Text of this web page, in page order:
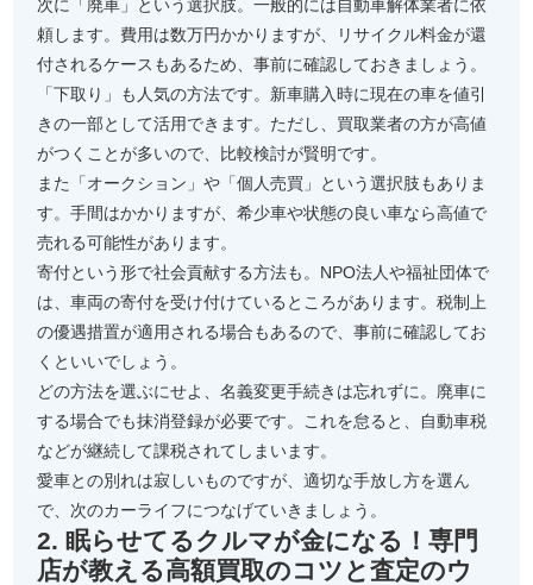
次に「廃車」という選択肢。一般的には自動車解体業者に依
頼します。費用は数万円かかりますが、リサイクル料金が還
付されるケースもあるため、事前に確認しておきましょう。
「下取り」も人気の方法です。新車購入時に現在の車を値引
きの一部として活用できます。ただし、買取業者の方が高値
がつくことが多いので、比較検討が賢明です。
また「オークション」や「個人売買」という選択肢もありま
す。手間はかかりますが、希少車や状態の良い車なら高値で
売れる可能性があります。
寄付という形で社会貢献する方法も。NPO法人や福祉団体で
は、車両の寄付を受け付けているところがあります。税制上
の優遇措置が適用される場合もあるので、事前に確認してお
くといいでしょう。
どの方法を選ぶにせよ、名義変更手続きは忘れずに。廃車に
する場合でも抹消登録が必要です。これを怠ると、自動車税
などが継続して課税されてしまいます。
愛車との別れは寂しいものですが、適切な手放し方を選ん
で、次のカーライフにつなげていきましょう。
2. 眠らせてるクルマが金になる！専門
店が教える高額買取のコツと査定のウ